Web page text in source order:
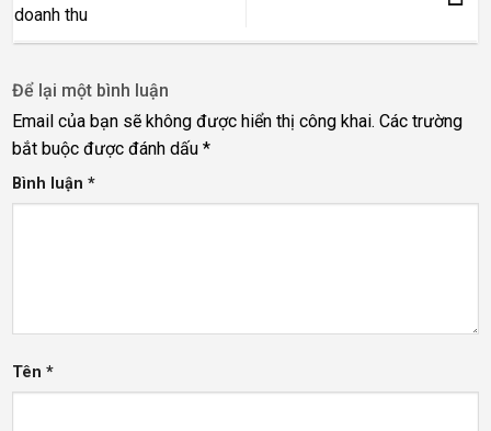
doanh thu
Để lại một bình luận
Email của bạn sẽ không được hiển thị công khai. Các trường
bắt buộc được đánh dấu *
Bình luận *
Tên *